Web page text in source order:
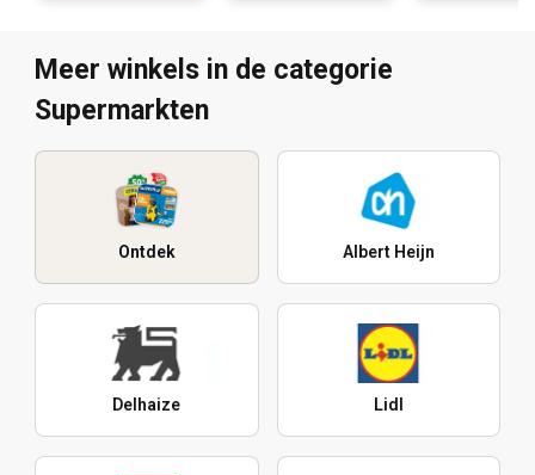
Meer winkels in de categorie
Supermarkten
Ontdek Albert Heijn
Delhaize Lidl